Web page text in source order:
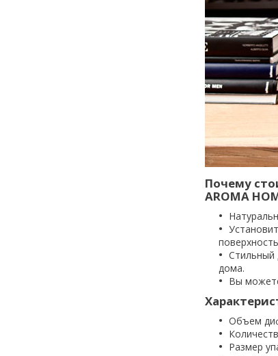
Почему
AROMA
Стильный
дома.
Вы
Объем
Размер